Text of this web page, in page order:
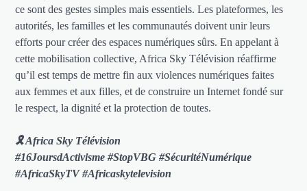
ce sont des gestes simples mais essentiels. Les plateformes, les
autorités, les familles et les communautés doivent unir leurs
efforts pour créer des espaces numériques sûrs. En appelant à
cette mobilisation collective, Africa Sky Télévision réaffirme
qu’il est temps de mettre fin aux violences numériques faites
aux femmes et aux filles, et de construire un Internet fondé sur
le respect, la dignité et la protection de toutes.
🎗 Africa Sky Télévision
#16JoursdActivisme #StopVBG #SécuritéNumérique
#AfricaSkyTV #Africaskytelevision